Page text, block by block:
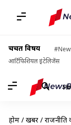
चर्चित विषय
आर्टिफिशियल इंटेलिजेंस
होम / खबरें /